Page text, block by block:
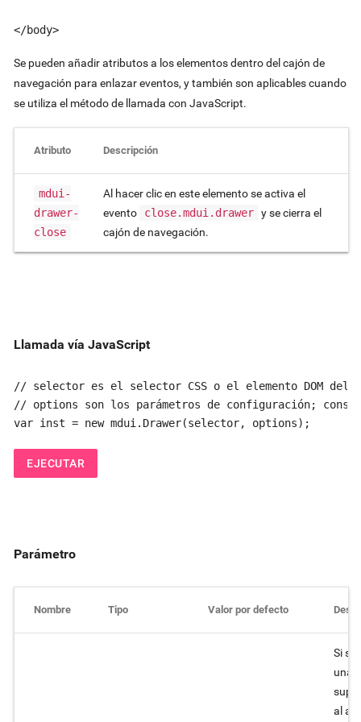
</body>
Se pueden añadir atributos a los elementos dentro del cajón de
navegación para enlazar eventos, y también son aplicables cuando
se utiliza el método de llamada con JavaScript.
Atributo Descripción
mdui-
drawer-
close
Al hacer clic en este elemento se activa el
evento
close.mdui.drawer y se cierra el
cajón de navegación.
Llamada vía JavaScript
// selector es el selector CSS o el elemento DOM del
// options son los parámetros de configuración;
var inst = new mdui.Drawer(selector, options);
EJECUTAR
Parámetro
Nombre Tipo Valor por defecto
Si se
una
al